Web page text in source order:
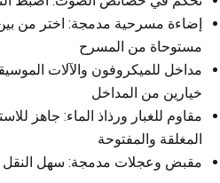
إضاءة مسرحية مدمجة: اختر من
مستوحاة من المسرح
مداخل للميكروفون والآلات
خيارين من المداخل
مقاوم للغبار ورذاذ الماء: جاهز
المغلقة والمفتوحة
مقبض وعجلات مدمجة: سهل النقل